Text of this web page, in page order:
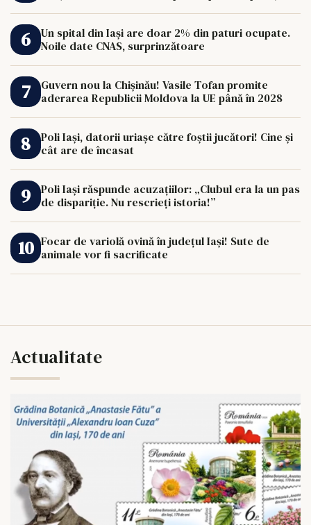
Un spital din Iași are doar 2% din paturi ocupate.
Noile date CNAS, surprinzătoare
Guvern nou la Chișinău! Vasile Tofan promite
aderarea Republicii Moldova la UE până în 2028
Poli Iași, datorii uriașe către foștii jucători! Cine și
cât are de încasat
Poli Iași răspunde acuzațiilor: „Clubul era la un pas
de dispariție. Nu rescrieți istoria!”
Focar de variolă ovină în județul Iași! Sute de
animale vor fi sacrificate
Actualitate